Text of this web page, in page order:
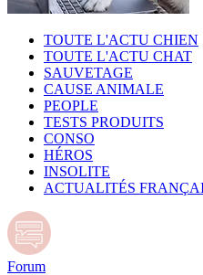
TOUTE L'ACTU CHIEN
TOUTE L'ACTU CHAT
SAUVETAGE
CAUSE ANIMALE
PEOPLE
TESTS PRODUITS
CONSO
HÉROS
INSOLITE
ACTUALITÉS
Forum